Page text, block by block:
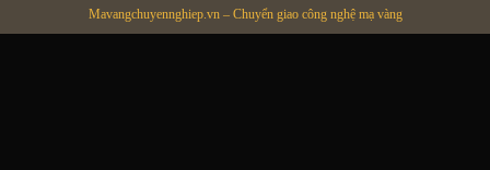
Mavangchuyennghiep.vn – Chuyển giao công nghệ mạ vàng